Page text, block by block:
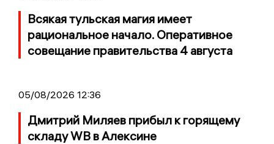
Всякая тульская магия имеет
рациональное начало. Оперативное
совещание правительства 4 августа
05/08/2026 12:36
Дмитрий Миляев прибыл к горящему
складу WB в Алексине